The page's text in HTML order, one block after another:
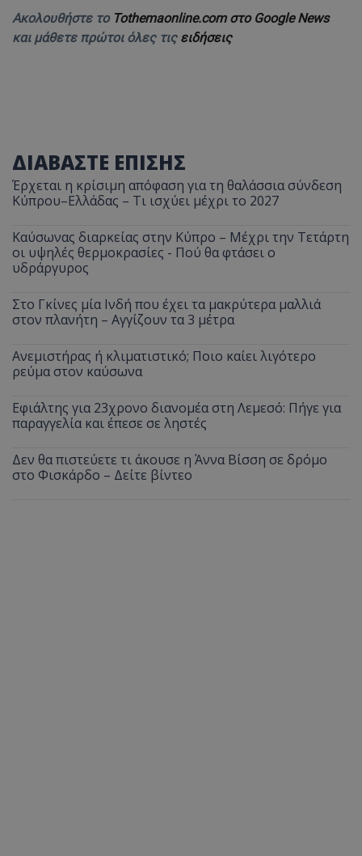
Ακολουθήστε το Tothemaonline.com στο Google News
και μάθετε πρώτοι όλες τις ειδήσεις
ΔΙΑΒΑΣΤΕ ΕΠΙΣΗΣ
Έρχεται η κρίσιμη απόφαση για τη θαλάσσια σύνδεση
Κύπρου–Ελλάδας – Τι ισχύει μέχρι το 2027
Καύσωνας διαρκείας στην Κύπρο – Μέχρι την Τετάρτη
οι υψηλές θερμοκρασίες - Πού θα φτάσει ο
υδράργυρος
Στο Γκίνες μία Ινδή που έχει τα μακρύτερα μαλλιά
στον πλανήτη – Αγγίζουν τα 3 μέτρα
Ανεμιστήρας ή κλιματιστικό; Ποιο καίει λιγότερο
ρεύμα στον καύσωνα
Εφιάλτης για 23χρονο διανομέα στη Λεμεσό: Πήγε για
παραγγελία και έπεσε σε ληστές
Δεν θα πιστεύετε τι άκουσε η Άννα Βίσση σε δρόμο
στο Φισκάρδο – Δείτε βίντεο